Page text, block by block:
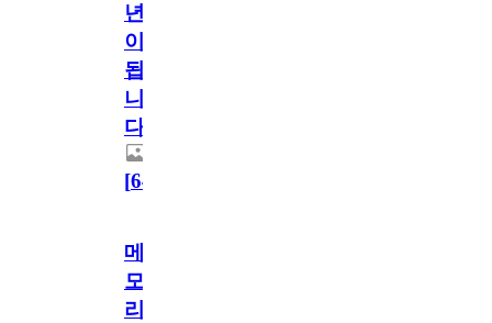
년
이
됩
니
다.
[64
메
모
리